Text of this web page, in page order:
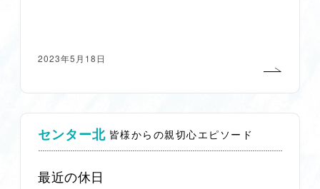
2023年5月18日
センター北 皆様からの親切心エピソード
最近の休日